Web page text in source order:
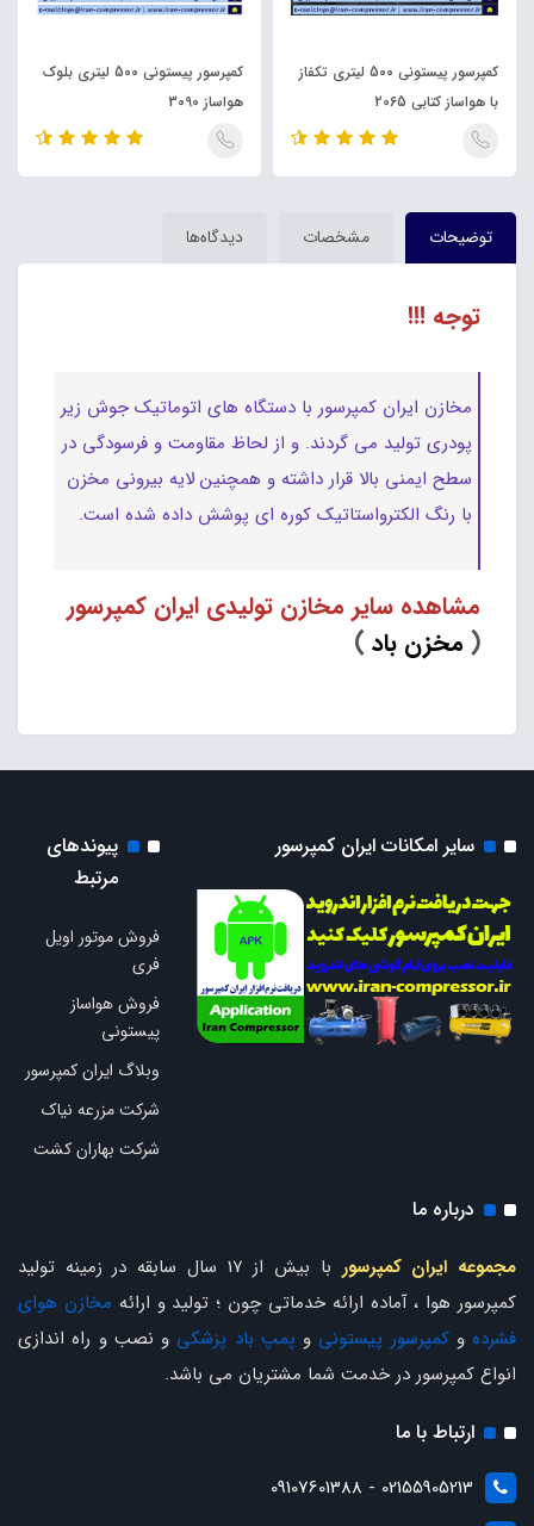
کمپرسور پیستونی 500 لیتری تکفاز
با هواساز کتابی 2065
کمپرسور پیستونی 500 لیتری بلوک
هواساز 3090
توضیحات مشخصات دیدگاه‌ها
توجه !!!
مخازن ایران کمپرسور با دستگاه های اتوماتیک جوش زیر
پودری تولید می گردند. و از لحاظ مقاومت و فرسودگی در
سطح ایمنی بالا قرار داشته و همچنین لایه بیرونی مخزن
با رنگ الکترواستاتیک کوره ای پوشش داده شده است.
مشاهده سایر مخازن تولیدی ایران کمپرسور
( مخزن باد)
سایر امکانات ایران کمپرسور
پیوندهای
مرتبط
فروش موتور اویل
فری
فروش هواساز
پیستونی
وبلاگ ایران کمپرسور
شرکت مزرعه نیاک
شرکت بهاران کشت
درباره ما
مجموعه ایران کمپرسور
با بیش از 17 سال سابقه در زمینه تولید
کمپرسور هوا ، آماده ارائه خدماتی چون ؛ تولید و ارائه مخازن هوای
فشرده وکمپرسور پیستونی و پمپ باد پزشکی و نصب و راه اندازی
انواع کمپرسور در خدمت شما مشتریان می باشد.
ارتباط با ما
02155905213 - 09107601388